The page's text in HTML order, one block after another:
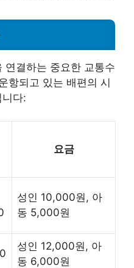
연결하는 중요한 교통수
항되고 있는 배편의 시
다:
요금
성인 10,000원, 아
동 5,000원
성인 12,000원, 아
동 6,000원